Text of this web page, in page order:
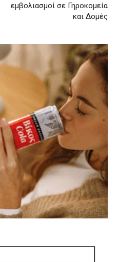
εμβολιασμοί σε Γηροκομεία
και Δομές